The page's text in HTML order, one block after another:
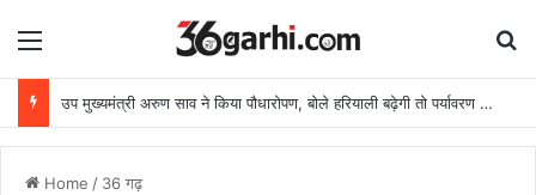
Menu
उप मुख्यमंत्री अरुण साव ने किया पौधारोपण, बोले हरियाली बढ़ेगी तो पर्यावरण भी स्वस्थ और सुंदर बनेगा
Home / 36 गढ़